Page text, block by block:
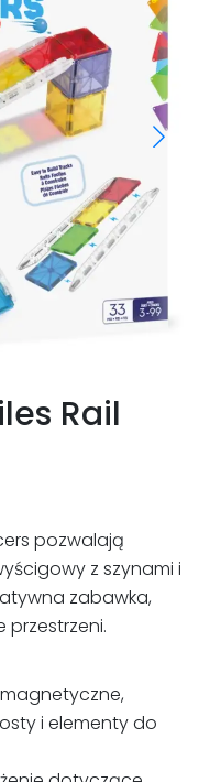
Rail
pozwalają
z szynami i
zabawka,
przestrzeni.
i elementy do